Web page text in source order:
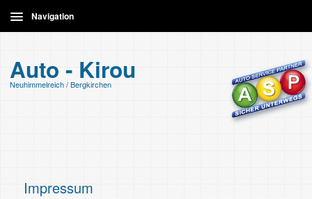
Navigation
Leistungen
Auto - Kirou
Neuhimmelreich / Bergkirchen
Impressum